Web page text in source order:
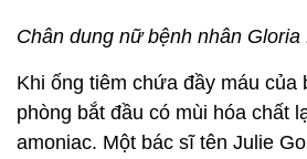
Chân dung nữ bệnh nhân Gloria
Khi ống tiêm chứa đầy máu của
phòng bắt đầu có mùi hóa chất
amoniac. Một bác sĩ tên Julie